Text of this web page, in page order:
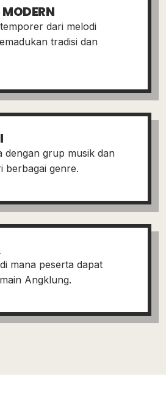
dari melodi
tradisi dan
dengan grup musik dan
berbagai genre.
mana peserta dapat
Angklung.